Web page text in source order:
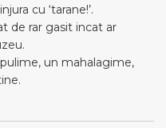
cu ‘tarane!’.
de rar gasit incat ar
un mahalagime,